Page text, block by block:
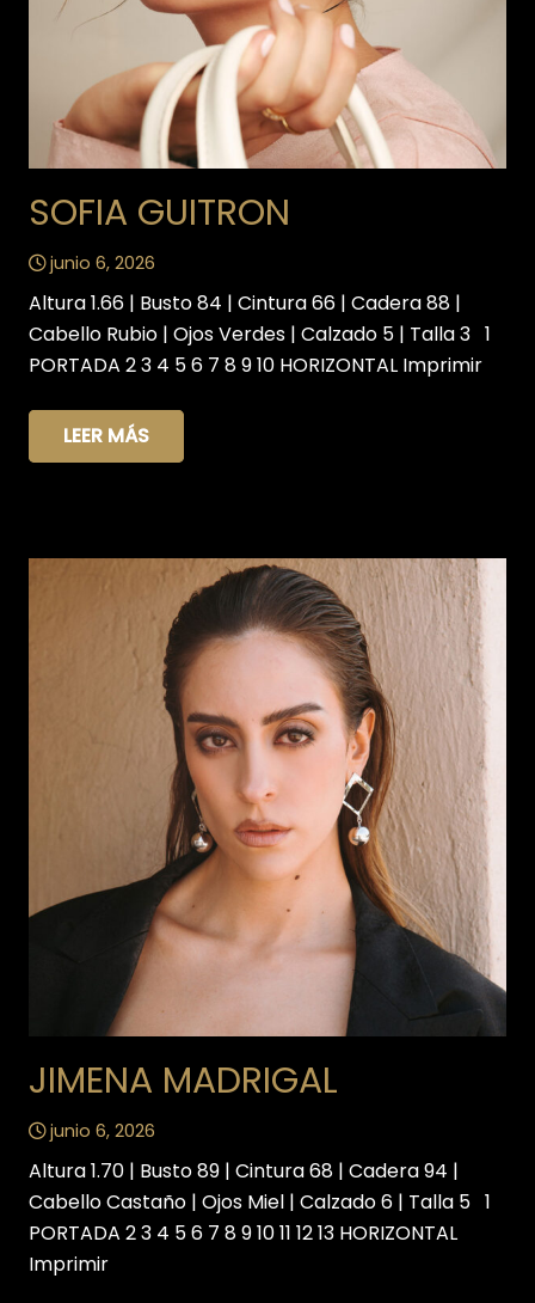
SOFIA GUITRON
junio 6, 2026
Altura 1.66 | Busto 84 | Cintura 66 | Cadera 88 |
Cabello Rubio | Ojos Verdes | Calzado 5 | Talla 3 1
PORTADA 2 3 4 5 6 7 8 9 10 HORIZONTAL Imprimir
LEER MÁS
JIMENA MADRIGAL
junio 6, 2026
Altura 1.70 | Busto 89 | Cintura 68 | Cadera 94 |
Cabello Castaño | Ojos Miel | Calzado 6 | Talla 5 1
PORTADA 2 3 4 5 6 7 8 9 10 11 12 13 HORIZONTAL
Imprimir